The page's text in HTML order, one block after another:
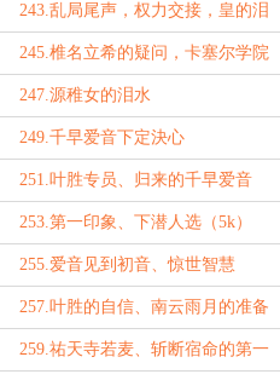
243.乱局尾声，权力交接，皇的泪
水
245.椎名立希的疑问，卡塞尔学院
的反应
247.源稚女的泪水
249.千早爱音下定決心
251.叶胜专员、归来的千早爱音
（求月票！）
253.第一印象、下潜人选（5k）
255.爱音见到初音、惊世智慧
257.叶胜的自信、南云雨月的准备
259.祐天寺若麦、斩断宿命的第一